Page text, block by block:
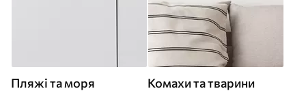
Пляжі та моря Комахи та тварини